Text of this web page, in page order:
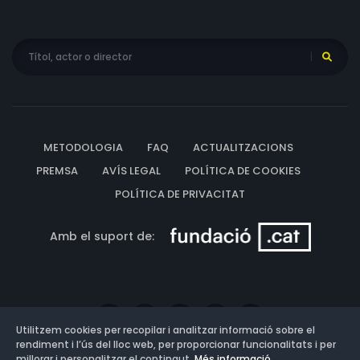
METODOLOGIA FAQ
ACTUALITZACIONS
PREMSA
AVÍS LEGAL
POLÍTICA DE COOKIES
POLÍTICA DE PRIVACITAT
Amb el suport de:
Utilitzem cookies per recopilar i analitzar informació sobre el
rendiment i l’ús del lloc web, per proporcionar funcionalitats i per